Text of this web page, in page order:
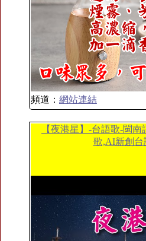
頻道： 網站連結
【夜港星】-台語歌-閩
歌,AI新創台